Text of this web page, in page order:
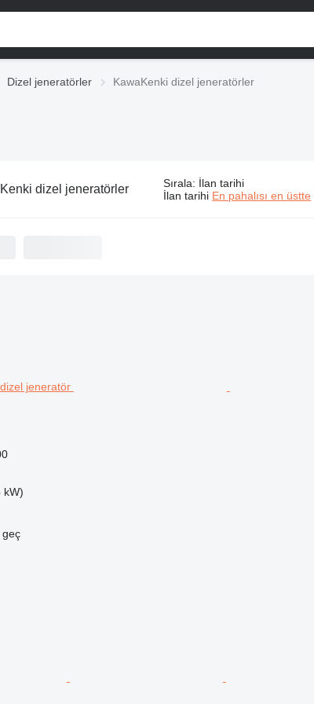
Dizel jeneratörler KawaKenki dizel jeneratörler
dizel jeneratörler Sırala: İlan tarihi
İlan tarihi En pahalısı en üstte
kW)
geç